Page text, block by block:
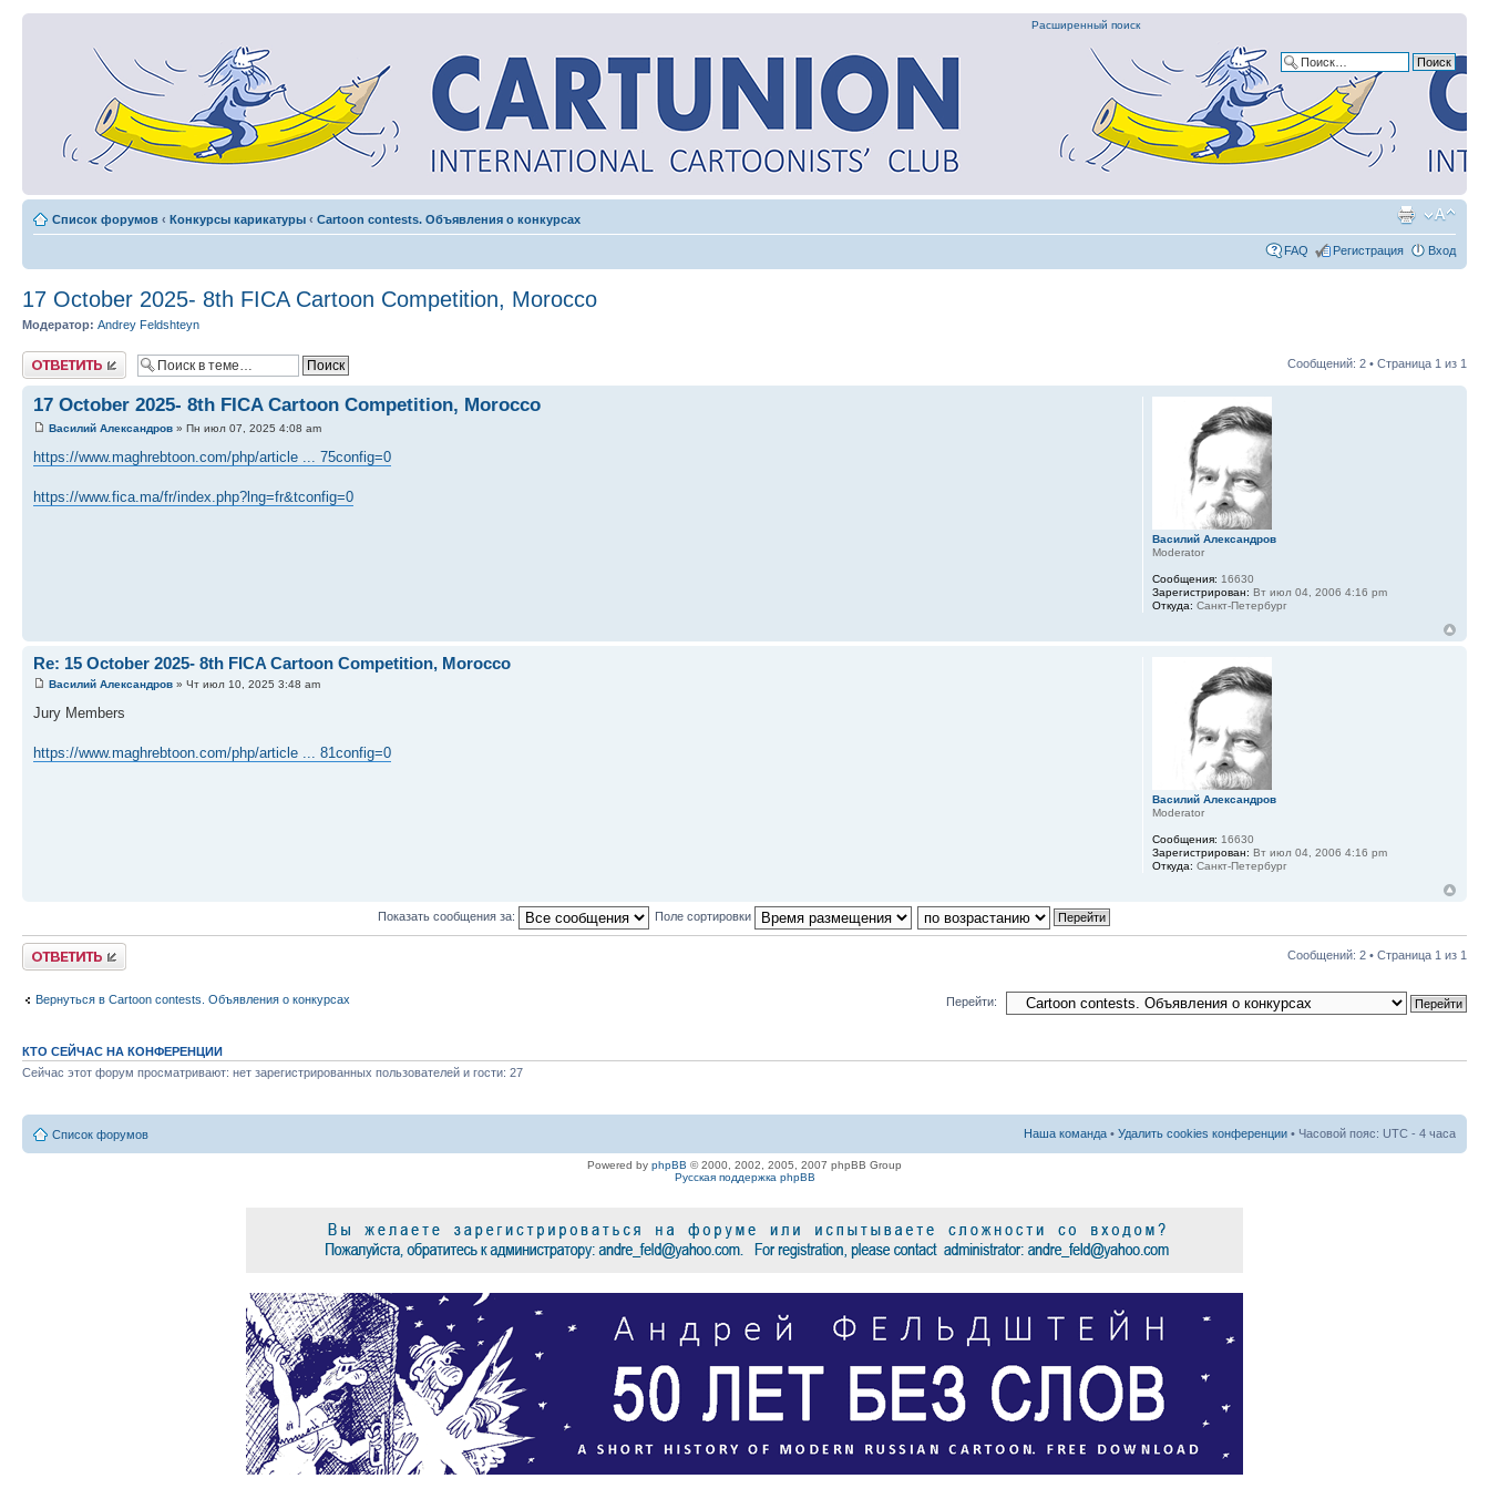
Расширенный поиск
Список форумов ‹ Конкурсы карикатуры ‹ Cartoon contests. Объявления о конкурсах
FAQ Регистрация Вход
17 October 2025- 8th FICA Cartoon Competition, Morocco
Модератор: Andrey Feldshteyn
Ответить Сообщений: 2 • Страница 1 из 1
17 October 2025- 8th FICA Cartoon Competition, Morocco
Василий Александров » Пн июл 07, 2025 4:08 am
https://www.maghrebtoon.com/php/article ... 75config=0
https://www.fica.ma/fr/index.php?lng=fr&tconfig=0
Василий Александров
Moderator
Сообщения: 16630
Зарегистрирован: Вт июл 04, 2006 4:16 pm
Откуда: Санкт-Петербург
Re: 15 October 2025- 8th FICA Cartoon Competition, Morocco
Василий Александров » Чт июл 10, 2025 3:48 am
Jury Members
https://www.maghrebtoon.com/php/article ... 81config=0
Василий Александров
Moderator
Сообщения: 16630
Зарегистрирован: Вт июл 04, 2006 4:16 pm
Откуда: Санкт-Петербург
Показать сообщения за: Поле сортировки
Ответить Сообщений: 2 • Страница 1 из 1
Вернуться в Cartoon contests. Объявления о конкурсах Перейти:
КТО СЕЙЧАС НА КОНФЕРЕНЦИИ
Сейчас этот форум просматривают: нет зарегистрированных пользователей и гости: 27
Список форумов Наша команда • Удалить cookies конференции • Часовой пояс: UTC - 4 часа
Powered by phpBB © 2000, 2002, 2005, 2007 phpBB Group
Русская поддержка phpBB